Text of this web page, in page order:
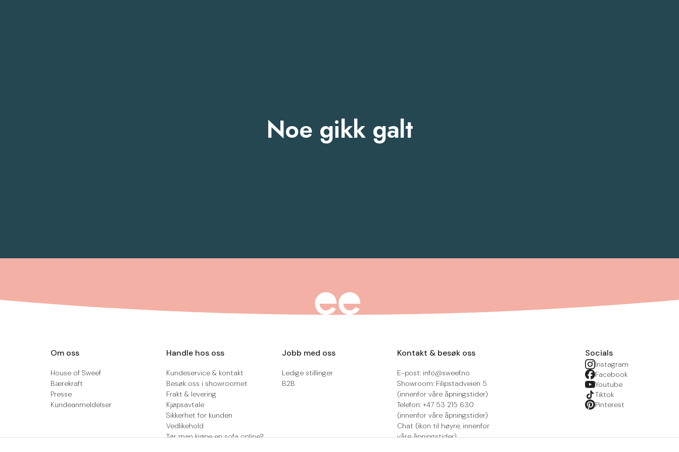
Noe gikk galt
Om oss
House of Sweef
Bærekraft
Presse
Kundeanmeldelser
Handle hos oss
Kundeservice & kontakt
Besøk oss i showroomet
Frakt & levering
Kjøpsavtale
Sikkerhet for kunden
Vedlikehold
Tør man kjøpe en sofa online?
Jobb med oss
Ledige stillinger
B2B
Kontakt & besøk oss
E-post: info@sweef.no
Showroom: Filipstadveien 5
(innenfor våre åpningstider)
Telefon: +47 53 215 630
(innenfor våre åpningstider)
Chat (ikon til høyre, innenfor
våre åpningstider)
Socials
Instagram
Facebook
Youtube
Tiktok
Pinterest